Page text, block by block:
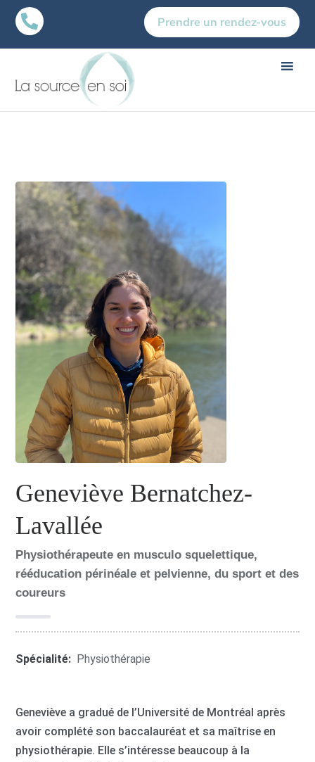
 Prendre un rendez-vous
Geneviève Bernatchez-
Lavallée
Physiothérapeute en musculo squelettique,
rééducation périnéale et pelvienne, du sport et des
coureurs
Spécialité: Physiothérapie
Geneviève a gradué de l’Université de Montréal après
avoir complété son baccalauréat et sa maîtrise en
physiothérapie. Elle s’intéresse beaucoup à la